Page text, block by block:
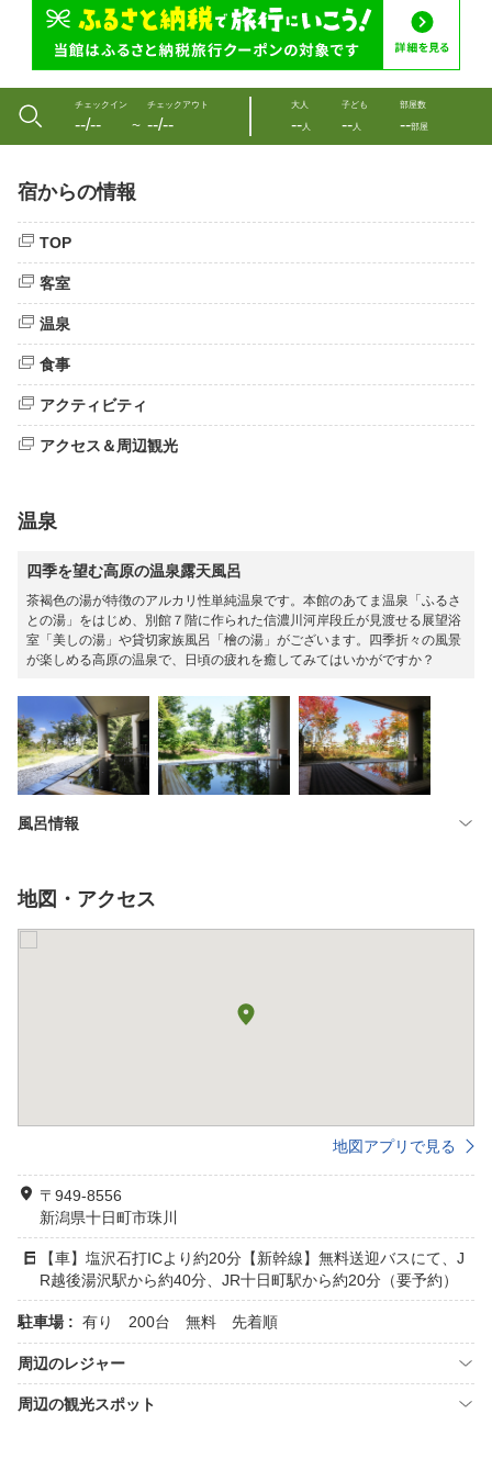
チェックイン
--/-- 〜
チェックアウト
--/--
大人
--人
子ども
--人
部屋数
--部屋
宿からの情報
TOP
客室
温泉
食事
アクティビティ
アクセス＆周辺観光
温泉
四季を望む高原の温泉露天風呂
茶褐色の湯が特徴のアルカリ性単純温泉です。本館のあてま温泉「ふるさ
との湯」をはじめ、別館７階に作られた信濃川河岸段丘が見渡せる展望浴
室「美しの湯」や貸切家族風呂「檜の湯」がございます。四季折々の風景
が楽しめる高原の温泉で、日頃の疲れを癒してみてはいかがですか？
風呂情報
地図・アクセス
地図アプリで見る
〒949-8556
新潟県十日町市珠川
【車】塩沢石打ICより約20分【新幹線】無料送迎バスにて、J
R越後湯沢駅から約40分、JR十日町駅から約20分（要予約）
駐車場 : 有り 200台 無料 先着順
周辺のレジャー
周辺の観光スポット